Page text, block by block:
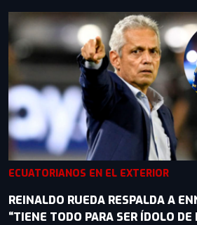
ECUATORIANOS EN EL EXTERIOR
REINALDO RUEDA RESPALDA A
“TIENE TODO PARA SER ÍDOLO DE